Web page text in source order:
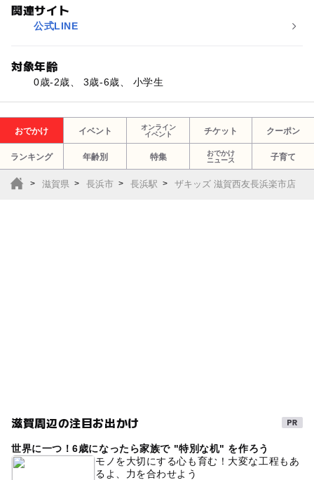
関連サイト
公式LINE
対象年齢
0歳-2歳、 3歳-6歳、 小学生
おでかけ イベント
オンライン
イベント
チケット クーポン
ランキング 年齢別 特集
おでかけ
ニュース
子育て
滋賀県 長浜市 長浜駅 ザキッズ 滋賀西友長浜楽市店
滋賀周辺の注目お出かけ
世界に一つ！6歳になったら家族で "特別な机" を作ろう
モノを大切にする心も育む！大変な工程もあ
るよ、力を合わせよう